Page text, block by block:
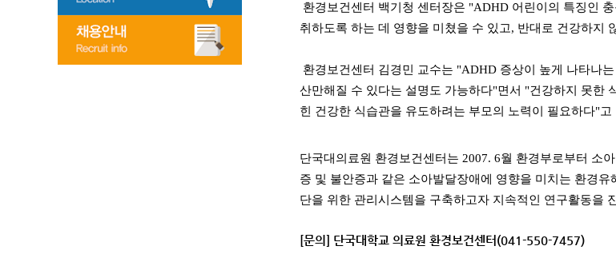
환경보건센터 백기청 센터장은 "ADHD 어린이의 특징인
취하도록 하는 데 영향을 미쳤을 수 있고, 반대로 건강하지
환경보건센터 김경민 교수는 "ADHD 증상이 높게 나타나
산만해질 수 있다는 설명도 가능하다"면서 "건강하지 못한
힌 건강한 식습관을 유도하려는 부모의 노력이 필요하다"
단국대의료원 환경보건센터는 2007. 6월 환경부로부터 소
증 및 불안증과 같은 소아발달장애에 영향을 미치는 환경
단을 위한 관리시스템을 구축하고자 지속적인 연구활동을
[문의] 단국대학교 의료원 환경보건센터(041-550-7457)